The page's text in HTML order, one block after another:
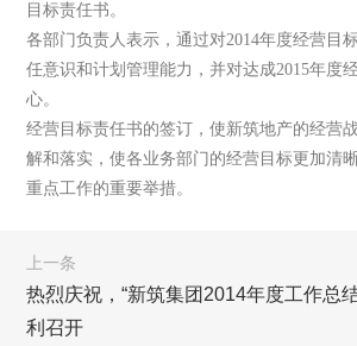
目标责任书。
各部门负责人表示，通过对2014年度经营目
任意识和计划管理能力，并对达成2015年度
心。
经营目标责任书的签订，使新筑地产的经营
解和落实，使各业务部门的经营目标更加清
重点工作的重要举措。
上一条
热烈庆祝，“新筑集团2014年度工作总
利召开